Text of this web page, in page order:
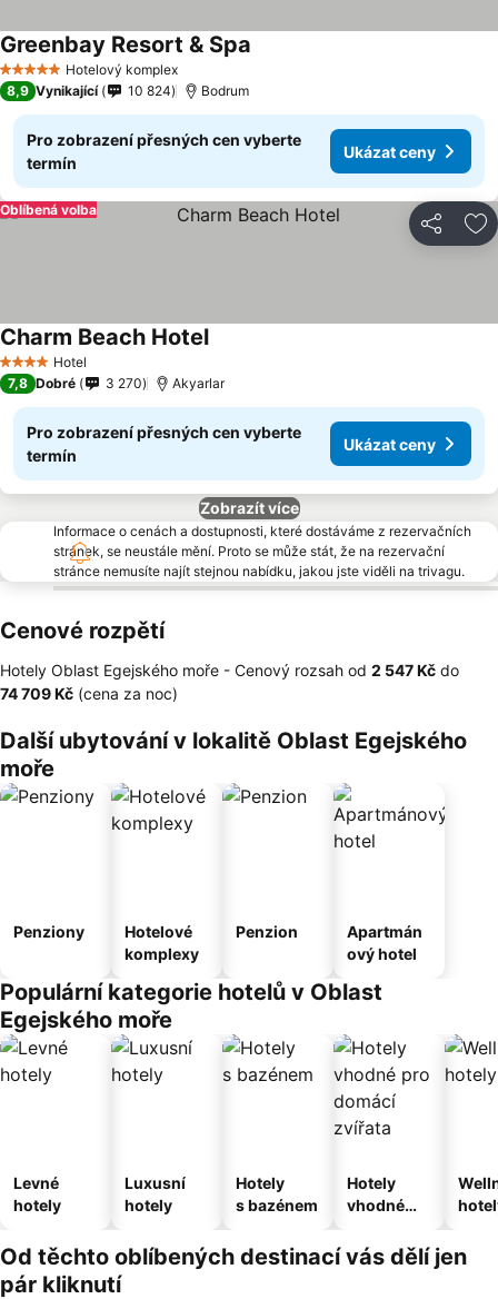
5 Počet hvězdičekHotelový komplex
Greenbay Resort & Spa
8,9 Vynikající 10 824 Bodrum
Pro zobrazení přesných cen vyberte
termín
Ukázat ceny
Sdílet
Oblíbená volba
4 Počet hvězdiček
Hotel
Charm Beach Hotel
7,8 Dobré 3 270 Akyarlar
Pro zobrazení přesných cen vyberte
termín
Ukázat ceny
Zobrazít více
Informace o cenách a dostupnosti, které dostáváme z rezervačních
stránek, se neustále mění. Proto se může stát, že na rezervační
stránce nemusíte najít stejnou nabídku, jakou jste viděli na trivagu.
Cenové rozpětí
Hotely Oblast Egejského moře - Cenový rozsah od ‎2 547 Kč do
‎74 709 Kč (cena za noc)
Další ubytování v lokalitě Oblast Egejského
moře
Penziony
Hotelové
komplexy
Penzion
Apartmán
ový hotel
Populární kategorie hotelů v Oblast
Egejského moře
Levné
hotely
Luxusní
hotely
Hotely
s bazénem
Hotely
vhodné
domácí
zvířata
Od těchto oblíbených destinací vás dělí jen
pár kliknutí